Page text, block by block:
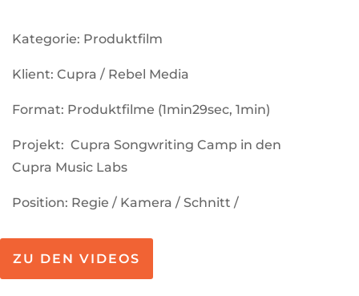
Kategorie: Produktfilm
Klient: Cupra / Rebel Media
Format: Produktfilme (1min29sec, 1min)
Projekt: Cupra Songwriting Camp in den
Cupra Music Labs
Position: Regie / Kamera / Schnitt /
ZU DEN VIDEOS